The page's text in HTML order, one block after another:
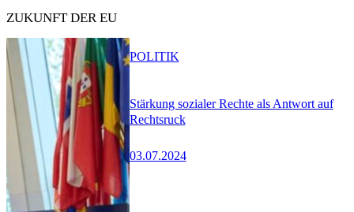
ZUKUNFT DER EU
Stärkung sozialer Rechte als Antwort auf
Rechtsruck
03.07.2024
POLITIK